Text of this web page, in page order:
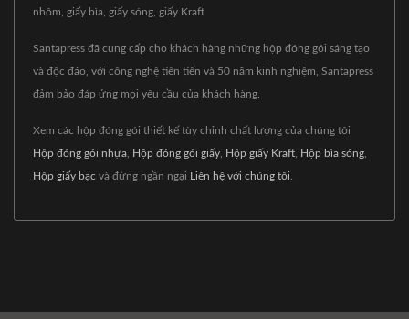
nhôm, giấy bìa, giấy sóng, giấy Kraft
Santapress đã cung cấp cho khách hàng những hộp đóng gói sáng tạo
và độc đáo, với công nghệ tiên tiến và 50 năm kinh nghiệm, Santapress
đảm bảo đáp ứng mọi yêu cầu của khách hàng.
Xem các hộp đóng gói thiết kế tùy chỉnh chất lượng của chúng tôi
Hộp đóng gói nhựa Hộp đóng gói giấy Hộp giấy Kraft Hộp bìa sóng
Hộp giấy bạc và đừng ngần ngại Liên hệ với chúng tôi